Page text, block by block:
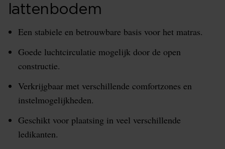
lattenbodem
Een stabiele en betrouwbare basis voor het matras.
Goede luchtcirculatie mogelijk door de open
constructie.
Verkrijgbaar met verschillende comfortzones en
instelmogelijkheden.
Geschikt voor plaatsing in veel verschillende
ledikanten.